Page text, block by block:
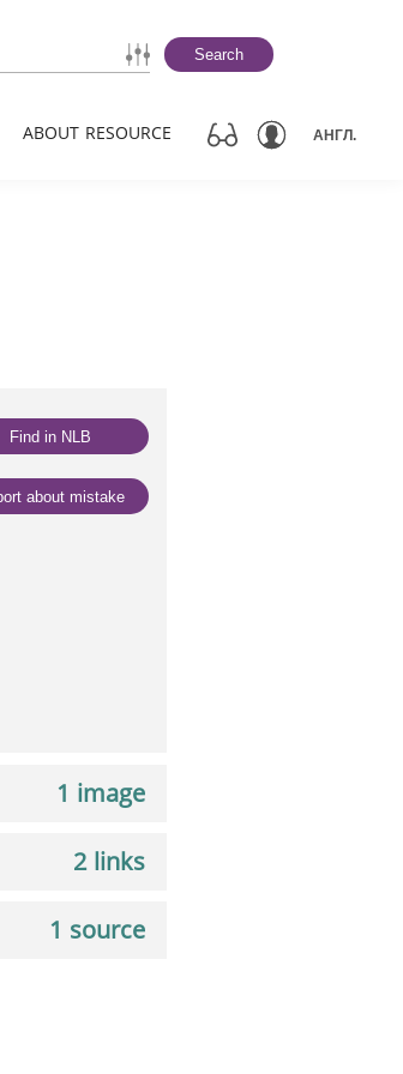
Search
ABOUT RESOURCE АНГЛ.
Find in NLB
about mistake
1 image
2 links
1 source